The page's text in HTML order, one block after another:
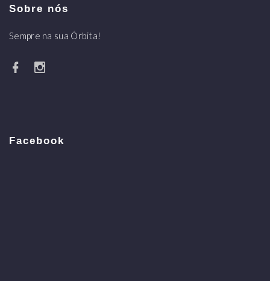
Sobre nós
Sempre na sua Órbita!
Facebook